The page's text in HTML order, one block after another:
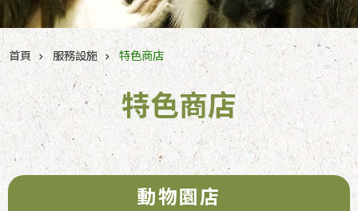
首頁 服務設施 特色商店
特色商店
動物園店